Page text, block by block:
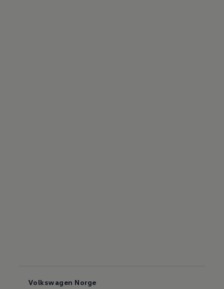
Volkswagen Norge